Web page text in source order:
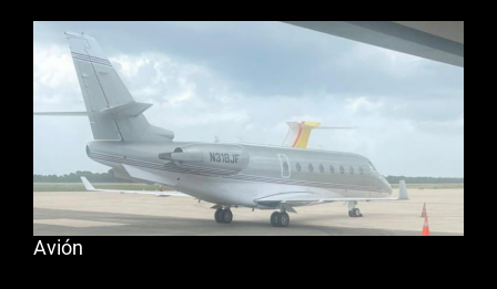
Avión